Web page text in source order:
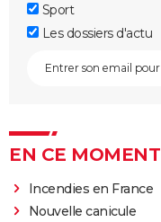
Sport
Les dossiers d'actu
EN CE MOMENT
Incendies en France
Nouvelle canicule